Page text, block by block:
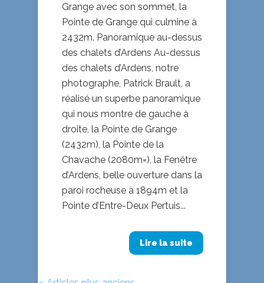
Grange avec son sommet, la
Pointe de Grange qui culmine à
2432m. Panoramique au-dessus
des chalets d’Ardens Au-dessus
des chalets d’Ardens, notre
photographe, Patrick Brault, a
réalisé un superbe panoramique
qui nous montre de gauche à
droite, la Pointe de Grange
(2432m), la Pointe de la
Chavache (2080m=), la Fenêtre
d’Ardens, belle ouverture dans la
paroi rocheuse à 1894m et la
Pointe d’Entre-Deux Pertuis...
Lire la suite